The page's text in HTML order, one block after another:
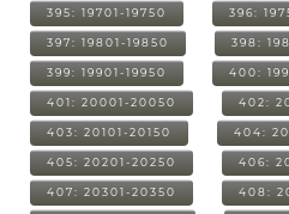
395: 19701-19750 396:
397: 19801-19850 398:
399: 19901-19950 400:
401: 20001-20050 402:
403: 20101-20150 404:
405: 20201-20250 406:
407: 20301-20350 408: